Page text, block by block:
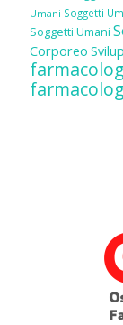
Umani Soggetti
Soggetti Umani
Corporeo